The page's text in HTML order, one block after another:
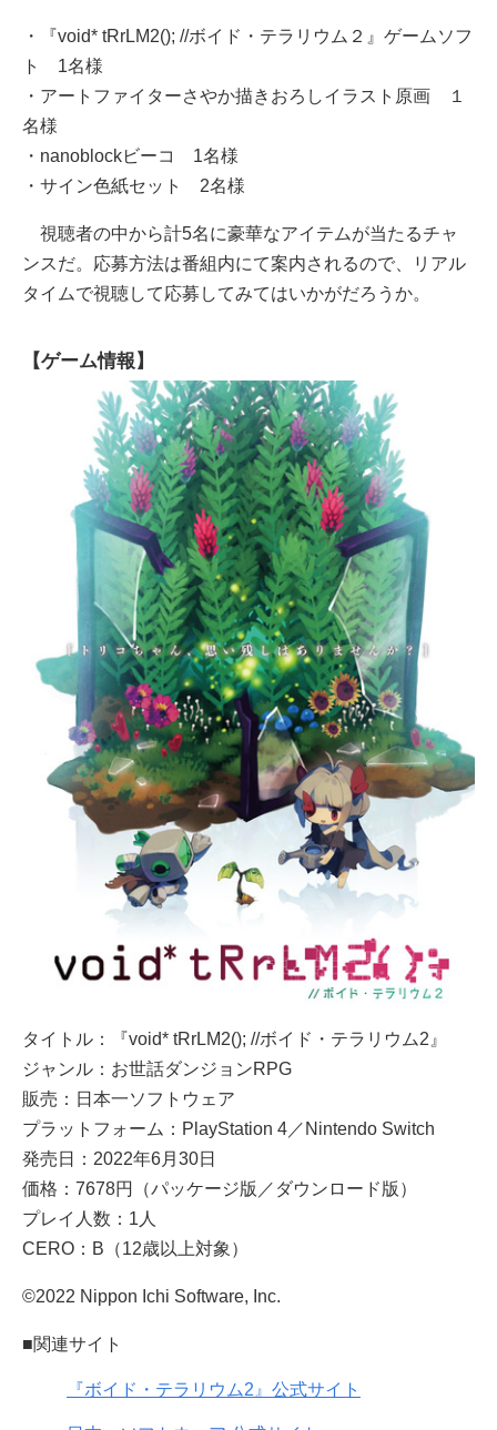
・『void* tRrLM2(); //ボイド・テラリウム２』ゲームソフ
ト 1名様
・アートファイターさやか描きおろしイラスト原画 １
名様
・nanoblockビーコ 1名様
・サイン色紙セット 2名様
視聴者の中から計5名に豪華なアイテムが当たるチャ
ンスだ。応募方法は番組内にて案内されるので、リアル
タイムで視聴して応募してみてはいかがだろうか。
【ゲーム情報】
タイトル：『void* tRrLM2(); //ボイド・テラリウム2』
ジャンル：お世話ダンジョンRPG
販売：日本一ソフトウェア
プラットフォーム：PlayStation 4／Nintendo Switch
発売日：2022年6月30日
価格：7678円（パッケージ版／ダウンロード版）
プレイ人数：1人
CERO：B（12歳以上対象）
©2022 Nippon Ichi Software, Inc.
■関連サイト
『ボイド・テラリウム2』公式サイト